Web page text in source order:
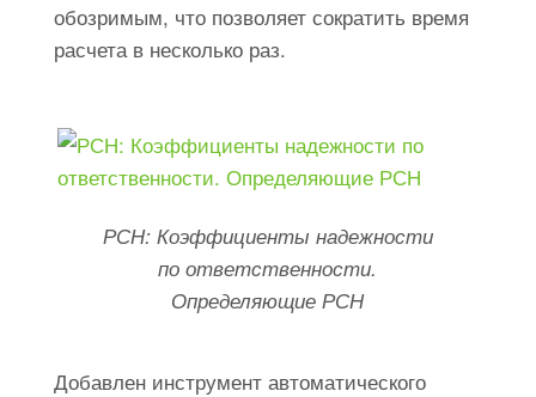
обозримым, что позволяет сократить время
расчета в несколько раз.
РСН: Коэффициенты надежности
по ответственности.
Определяющие РСН
Добавлен инструмент автоматического